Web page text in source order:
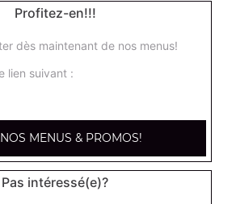
8.90
merguez
8.90€
Profitez-en!!!
dès maintenant de nos menus!
lien suivant :
MENUS & PROMOS!
Pas intéressé(e)?